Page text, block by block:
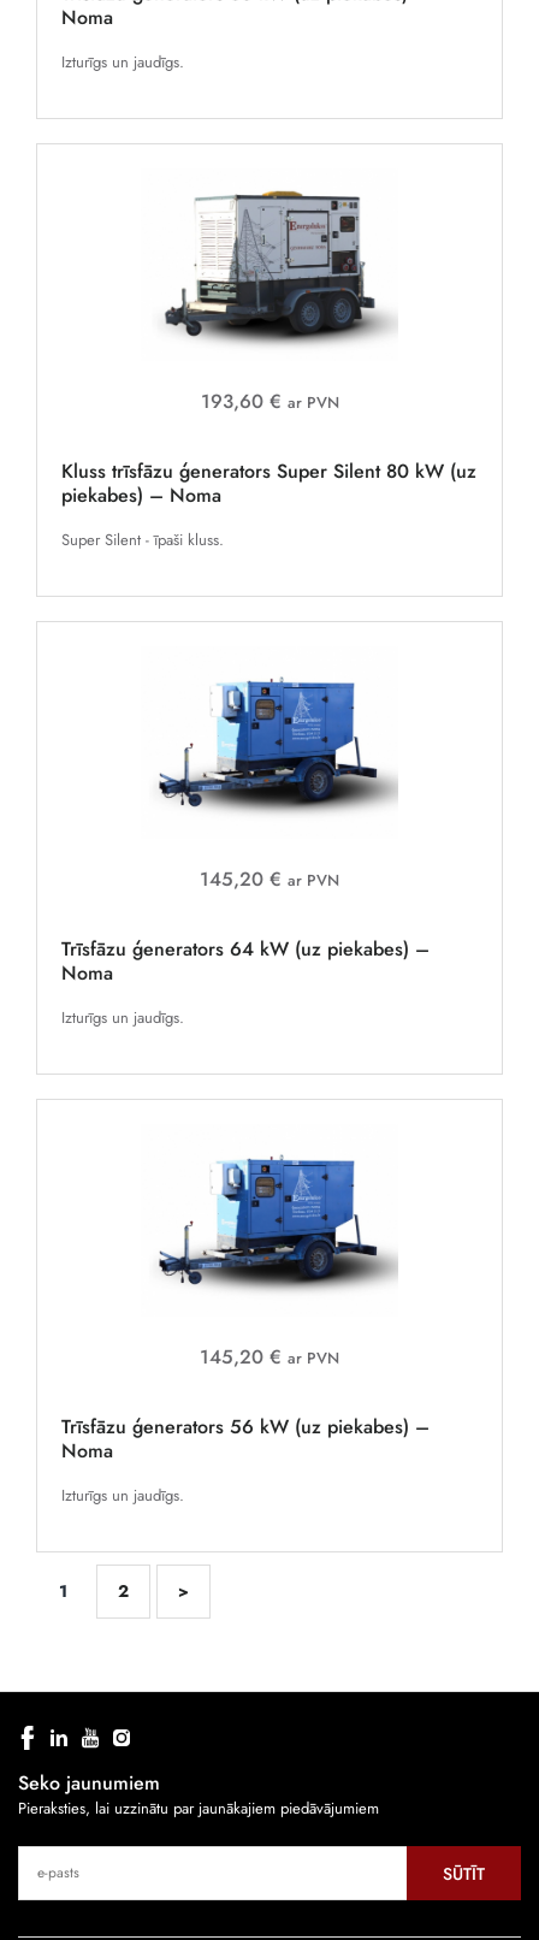
Noma
Izturīgs un jaudīgs.
193,60 € ar PVN
Kluss trīsfāzu ģenerators Super Silent 80 kW (uz
piekabes) – Noma
Super Silent - īpaši kluss.
145,20 € ar PVN
Trīsfāzu ģenerators 64 kW (uz piekabes) –
Noma
Izturīgs un jaudīgs.
145,20 € ar PVN
Trīsfāzu ģenerators 56 kW (uz piekabes) –
Noma
Izturīgs un jaudīgs.
1 2 >
Seko jaunumiem
Pieraksties, lai uzzinātu par jaunākajiem piedāvājumiem
SŪTĪT